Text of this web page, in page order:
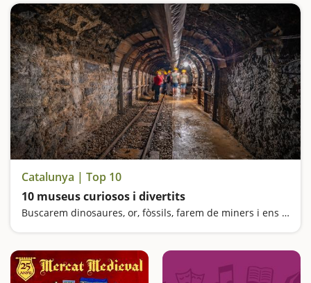
Catalunya | Top 10
10 museus curiosos i divertits
Buscarem dinosaures, or, fòssils, farem de miners i ens sentirem gegants